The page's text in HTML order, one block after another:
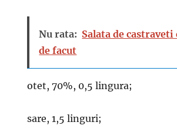
Nu rata: Salata de
de facut
otet, 70%, 0,5 lingura;
sare, 1,5 linguri;